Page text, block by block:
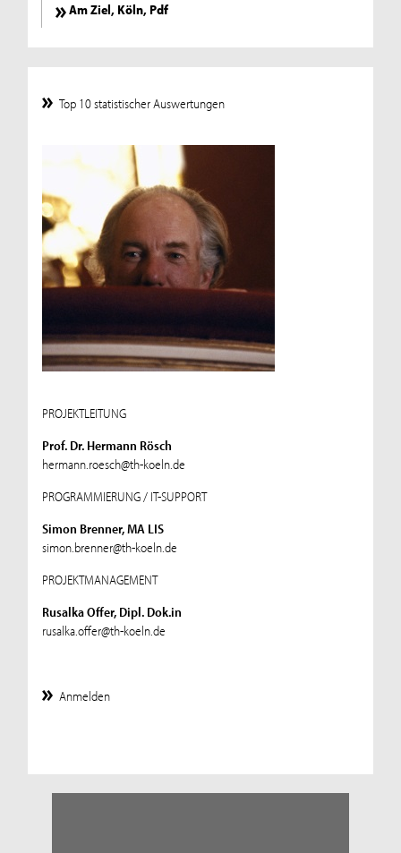
Am Ziel, Köln, Pdf
Top 10 statistischer Auswertungen
PROJEKTLEITUNG
Prof. Dr. Hermann Rösch
hermann.roesch@th-koeln.de
PROGRAMMIERUNG / IT-SUPPORT
Simon Brenner, MA LIS
simon.brenner@th-koeln.de
PROJEKTMANAGEMENT
Rusalka Offer, Dipl. Dok.in
rusalka.offer@th-koeln.de
Anmelden